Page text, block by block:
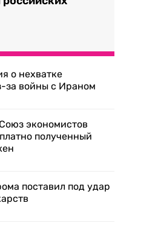
о нехватке
за войны с Ираном
экономистов
полученный
поставил под удар